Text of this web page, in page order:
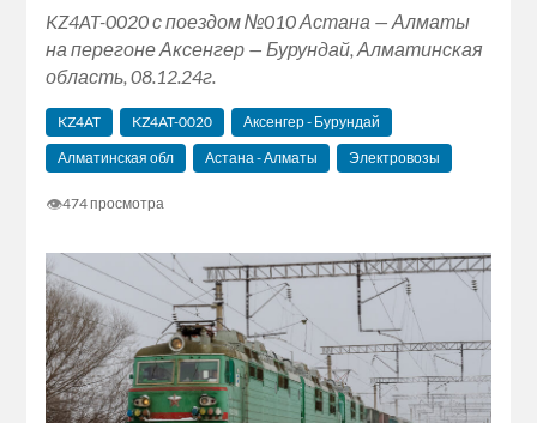
KZ4AT-0020 с поездом №010 Астана — Алматы
на перегоне Аксенгер — Бурундай, Алматинская
область, 08.12.24г.
KZ4AT KZ4AT-0020
Аксенгер - Бурундай
Алматинская обл
Астана - Алматы Электровозы
👁474 просмотра